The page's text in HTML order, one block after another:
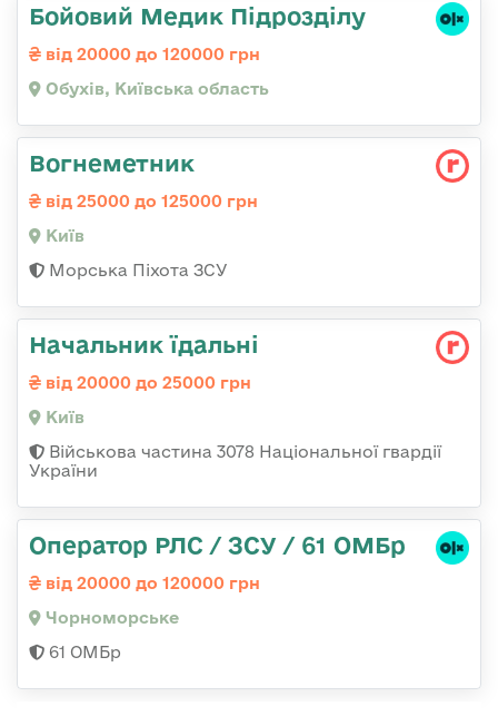
Бойовий Медик Підрозділу
від 20000 до 120000 грн
Обухів, Київська область
Вогнеметник
від 25000 до 125000 грн
Київ
Морська Піхота ЗСУ
Начальник їдальні
від 20000 до 25000 грн
Київ
Військова частина 3078 Національної гвардії
України
Оператор РЛС / ЗСУ / 61 ОМБр
від 20000 до 120000 грн
Чорноморське
61 ОМБр